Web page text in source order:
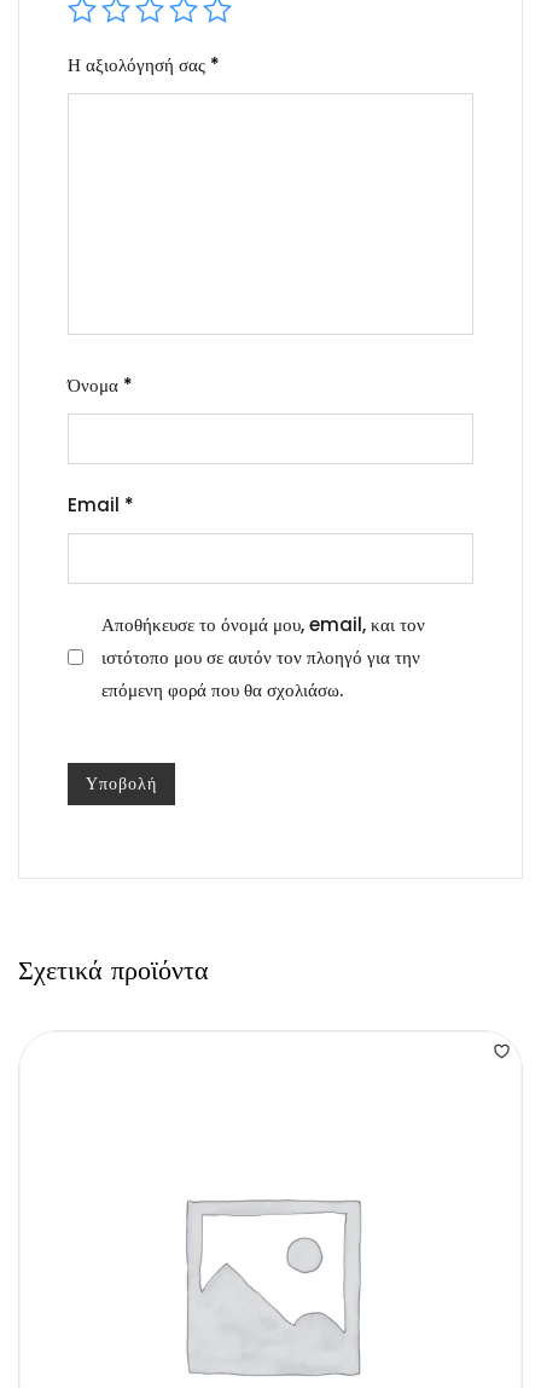
Η αξιολόγησή σας *
Όνομα *
Email *
Αποθήκευσε το όνομά μου, email, και τον
ιστότοπο μου σε αυτόν τον πλοηγό για την
επόμενη φορά που θα σχολιάσω.
Σχετικά προϊόντα